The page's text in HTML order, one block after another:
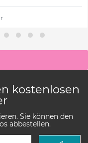
kostenlosen
Sie können den
abbestellen.